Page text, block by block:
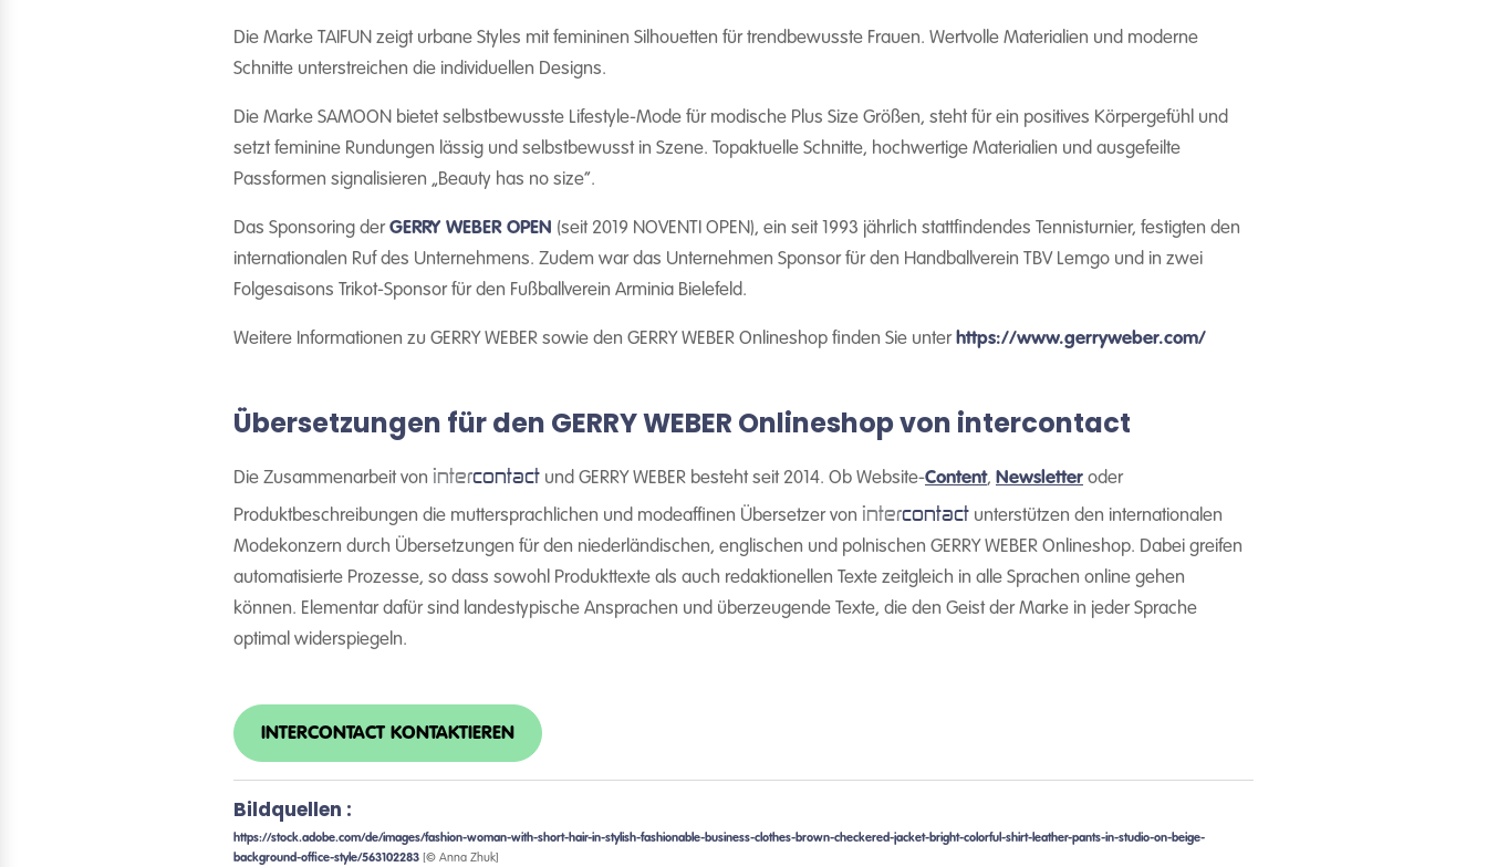
Die Marke TAIFUN zeigt urbane Styles mit femininen Silhouetten für trendbewusste Frauen. Wertvolle Materialien und moderne
Schnitte unterstreichen die individuellen Designs.
Die Marke SAMOON bietet selbstbewusste Lifestyle-Mode für modische Plus Size Größen, steht für ein positives Körpergefühl und
setzt feminine Rundungen lässig und selbstbewusst in Szene. Topaktuelle Schnitte, hochwertige Materialien und ausgefeilte
Passformen signalisieren „Beauty has no size“.
Das Sponsoring derGERRY WEBER OPEN (seit 2019 NOVENTI OPEN), ein seit 1993 jährlich stattfindendes Tennisturnier, festigten den
internationalen Ruf des Unternehmens. Zudem war das Unternehmen Sponsor für den Handballverein TBV Lemgo und in zwei
Folgesaisons Trikot-Sponsor für den Fußballverein Arminia Bielefeld.
Weitere Informationen zu GERRY WEBER sowie den GERRY WEBER Onlineshop finden Sie unterhttps://www.gerryweber.com/
Übersetzungen für den GERRY WEBER Onlineshop von intercontact
Die Zusammenarbeit von intercontact und GERRY WEBER besteht seit 2014. Ob Website-Content, Newsletter oder
Produktbeschreibungen die muttersprachlichen und modeaffinen Übersetzer von intercontact unterstützen den internationalen
Modekonzern durch Übersetzungen für den niederländischen, englischen und polnischen GERRY WEBER Onlineshop. Dabei greifen
automatisierte Prozesse, so dass sowohl Produkttexte als auch redaktionellen Texte zeitgleich in alle Sprachen online gehen
können. Elementar dafür sind landestypische Ansprachen und überzeugende Texte, die den Geist der Marke in jeder Sprache
optimal widerspiegeln.
INTERCONTACT KONTAKTIEREN
Bildquellen :
https://stock.adobe.com/de/images/fashion-woman-with-short-hair-in-stylish-fashionable-business-clothes-brown-checkered-jacket-bright-colorful-shirt-leather-pants-in-studio-on-beige-
background-office-style/563102283 [© Anna Zhuk]